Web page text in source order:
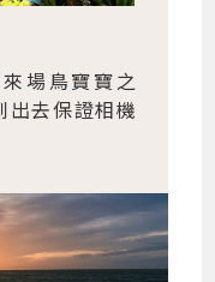
場鳥寶寶之
出去保證相機